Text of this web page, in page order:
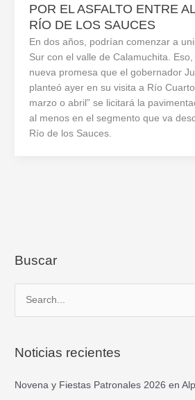
POR EL ASFALTO ENTRE
RÍO DE LOS SAUCES
En dos años, podrían comenzar a
Sur con el valle de Calamuchita.
nueva promesa que el gobernador
planteó ayer en su visita a Río
marzo o abril” se licitará la
al menos en el segmento que va
Río de los Sauces.
Buscar
cNoticias recientes
Novena y Fiestas Patronales 2026 en